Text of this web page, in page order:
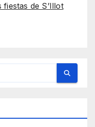
de S’Illot